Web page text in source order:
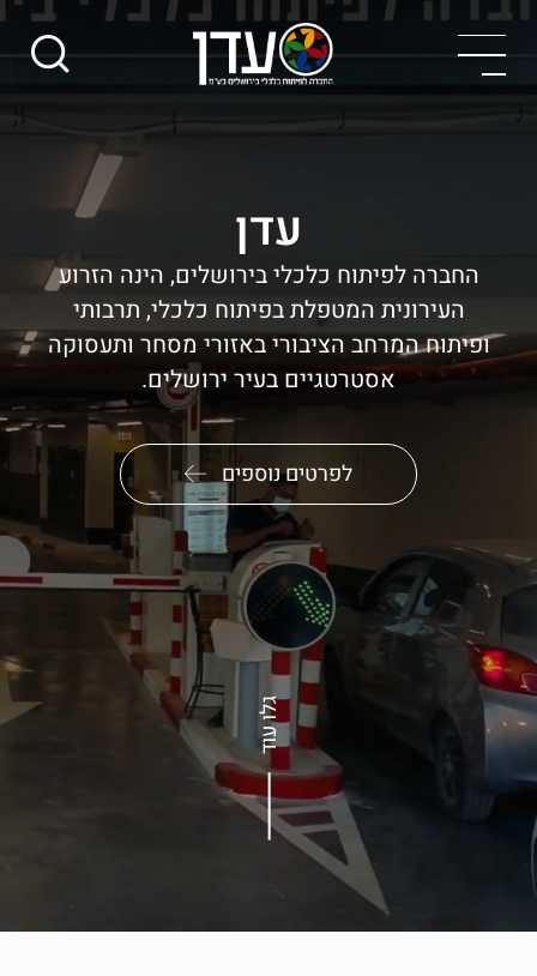
עדן
החברה לפיתוח כלכלי בירושלים, הינה הזרוע
העירונית המטפלת בפיתוח כלכלי, תרבותי
ופיתוח המרחב הציבורי באזורי מסחר ותעסוקה
אסטרטגיים בעיר ירושלים.
לפרטים נוספים
גלו עוד